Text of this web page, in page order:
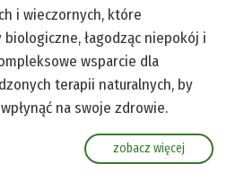
i wieczornych, które
łagodząc niepokój i
wsparcie dla
terapii naturalnych, by
na swoje zdrowie.
zobacz więcej